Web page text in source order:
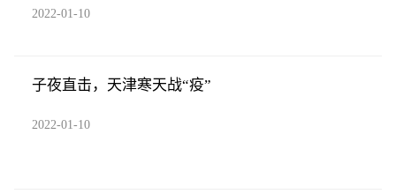
2022-01-10
子夜直击，天津寒天战“疫”
2022-01-10